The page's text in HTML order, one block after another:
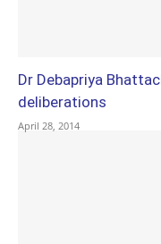
Dr Debapriya
deliberations
April 28, 2014